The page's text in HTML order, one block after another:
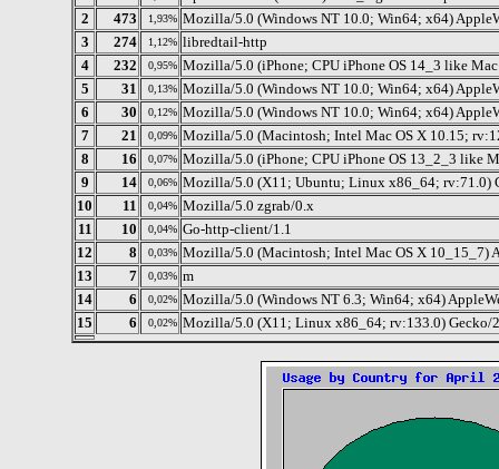
2
473 1,93% Mozilla/5.0 (Windows NT 10.0; Win64; x64)
3
274 1,12% libredtail-http
4
232 0,95% Mozilla/5.0 (iPhone; CPU iPhone OS 14_3 like
5
31 0,13% Mozilla/5.0 (Windows NT 10.0; Win64; x64)
6
30 0,12% Mozilla/5.0 (Windows NT 10.0; Win64; x64)
7
21 0,09% Mozilla/5.0 (Macintosh; Intel Mac OS X 10.15;
8
16 0,07% Mozilla/5.0 (iPhone; CPU iPhone OS 13_2_3 like
9
14 0,06% Mozilla/5.0 (X11; Ubuntu; Linux x86_64; rv:71.0)
10
11 0,04% Mozilla/5.0 zgrab/0.x
11
10 0,04% Go-http-client/1.1
12
8 0,03% Mozilla/5.0 (Macintosh; Intel Mac OS X 10_15_7)
13
7 0,03% m
14
6 0,02% Mozilla/5.0 (Windows NT 6.3; Win64; x64)
15
6 0,02% Mozilla/5.0 (X11; Linux x86_64; rv:133.0) Gecko/